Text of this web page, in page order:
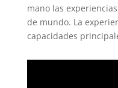
mano las
de mundo. La
capacidades